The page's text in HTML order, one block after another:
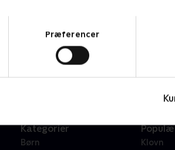
Præferencer
Star Wars: Visions Presents -
Serier • 1 sæsoner
Kategorier
Børn
Klovn